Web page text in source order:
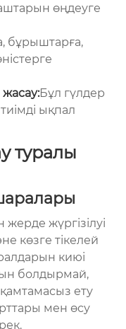
өңдеуге
бұрыштарға,
жасау:Бұл гүлдер
ықпал
туралы
жүргізілуі
көзге тікелей
киюі
болдырмай,
қамтамасыз ету
мен өсу